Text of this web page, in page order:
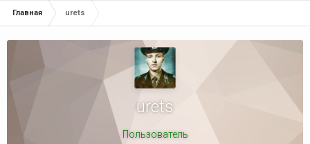
Главная urets
urets
Пользователь